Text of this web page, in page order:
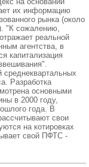
их информацию
рынка (около
"К сожалению,
реальной
агентства, в
капитализация
среднеквартальных
Разработка
основными
в 2000 году,
года. В
свои
на котировках
свой ПФТС -